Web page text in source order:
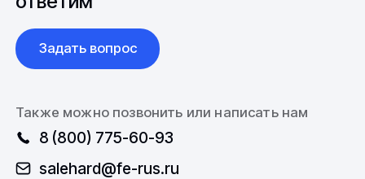
Задать вопрос
Также можно позвонить или написать нам
8 (800) 775-60-93
salehard@fe-rus.ru